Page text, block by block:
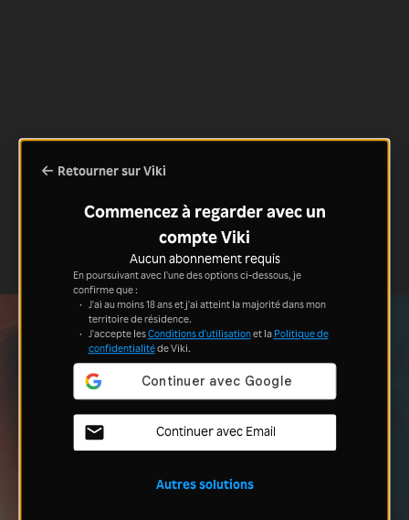
Retourner sur Viki
Commencez à regarder avec un
compte Viki
Aucun abonnement requis
En poursuivant avec l'une des options ci-dessous, je
confirme que :
J'ai au moins 18 ans et j'ai atteint la majorité dans mon
territoire de résidence.
J'accepte lesConditions d'utilisationet la Politique de
confidentialitéde Viki.
Continuer avec Email
Autres solutions